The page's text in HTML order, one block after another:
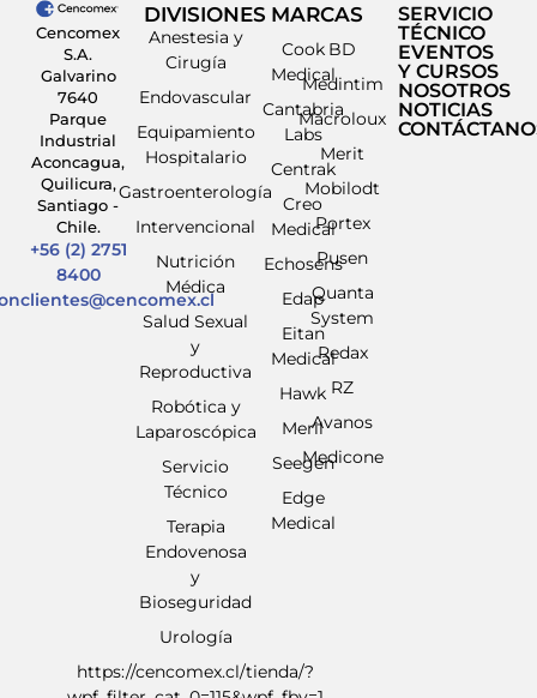
Cencomex
S.A.
Galvarino
7640
Parque
Industrial
Aconcagua,
Quilicura,
Santiago -
Chile.
+56 (2) 2751
8400
DIVISIONES
Anestesia y
Cirugía
Endovascular
Equipamiento
Hospitalario
Gastroenterología
Intervencional
Nutrición
Médica
Salud Sexual
y
Reproductiva
Robótica y
Laparoscópica
Servicio
Técnico
Terapia
Endovenosa
y
Bioseguridad
Urología
https://cencomex.cl/tienda/?
MARCAS
Cook
Medical
Cantabria
Labs
Centrak
Creo
Medical
Echosens
Edap
Eitan
Medical
Hawk
Meril
Seegen
Edge
Medical
BD
Medintim
Macroloux
Merit
Mobilodt
Portex
Pusen
Quanta
System
Redax
RZ
Avanos
Medicone
SERVICIO
TÉCNICO
EVENTOS
Y CURSOS
NOSOTROS
NOTICIAS